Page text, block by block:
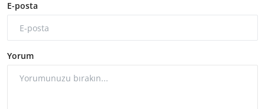
E-posta
Yorum